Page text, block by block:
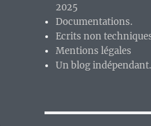
2025
Documentations.
Ecrits non
Mentions légales
Un blog indépendant.